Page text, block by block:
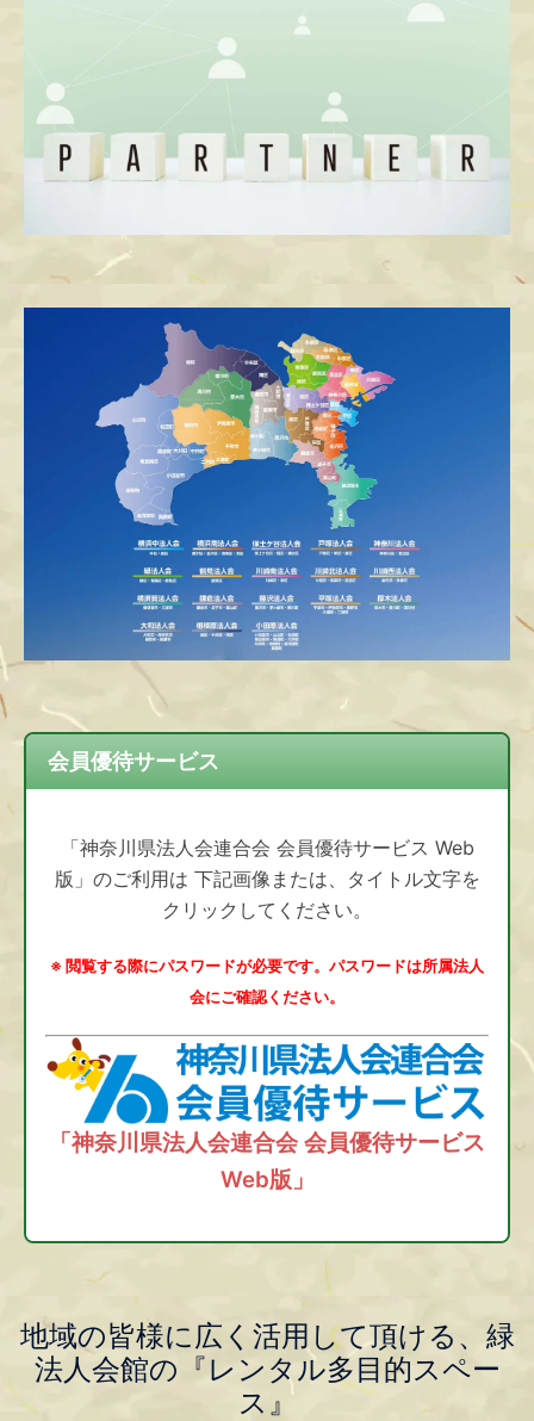
会員優待サービス
「神奈川県法人会連合会 会員優待サービス Web
版」のご利用は 下記画像または、タイトル文字を
クリックしてください。
※ 閲覧する際にパスワードが必要です。パスワードは所属法人
会にご確認ください。
「神奈川県法人会連合会 会員優待サービス
Web版」
地域の皆様に広く活用して頂ける、緑
法人会館の『レンタル多目的スペー
ス』